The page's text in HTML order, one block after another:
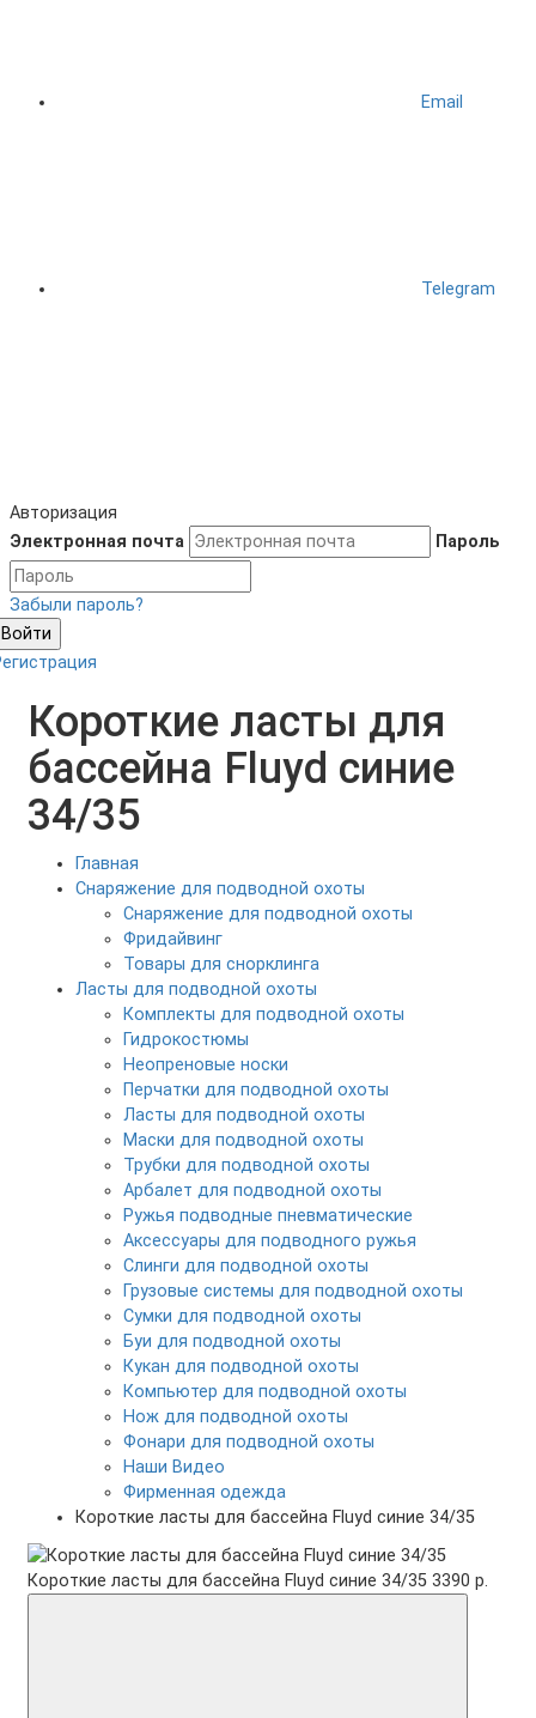
Email
Telegram
Авторизация
Электронная почта
Пароль
Забыли пароль?
Войти
Короткие ласты для
бассейна Fluyd синие
34/35
Главная
Снаряжение для подводной охоты
Снаряжение для подводной охоты
Фридайвинг
Товары для снорклинга
Ласты для подводной охоты
Комплекты для подводной охоты
Гидрокостюмы
Неопреновые носки
Перчатки для подводной охоты
Ласты для подводной охоты
Маски для подводной охоты
Трубки для подводной охоты
Арбалет для подводной охоты
Ружья подводные пневматические
Аксессуары для подводного ружья
Слинги для подводной охоты
Грузовые системы для подводной охоты
Сумки для подводной охоты
Буи для подводной охоты
Кукан для подводной охоты
Компьютер для подводной охоты
Нож для подводной охоты
Фонари для подводной охоты
Наши Видео
Фирменная одежда
Короткие ласты для бассейна Fluyd синие 34/35
Короткие ласты для бассейна Fluyd синие 34/35 3390 р.